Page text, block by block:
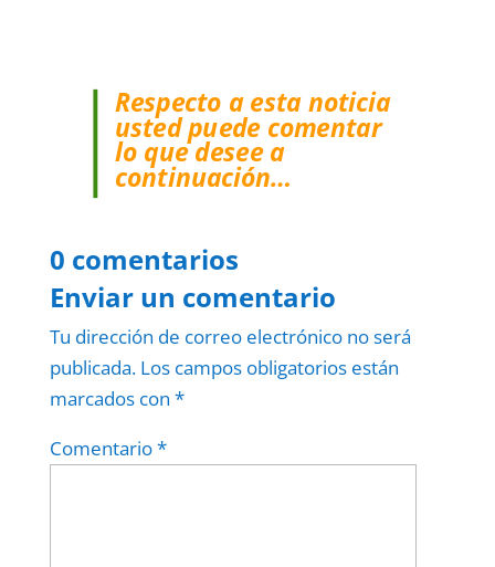
Respecto a esta noticia
usted puede comentar
lo que desee a
continuación…
0 comentarios
Enviar un comentario
Tu dirección de correo electrónico no será
publicada. Los campos obligatorios están
marcados con *
Comentario*